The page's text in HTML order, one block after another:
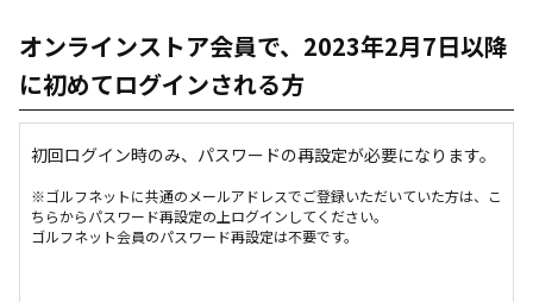
オンラインストア会員で、2023年2月7日以降
に初めてログインされる方
初回ログイン時のみ、パスワードの再設定が必要になります。
※ゴルフネットに共通のメールアドレスでご登録いただいていた方は、こ
ちらからパスワード再設定の上ログインしてください。
ゴルフネット会員のパスワード再設定は不要です。